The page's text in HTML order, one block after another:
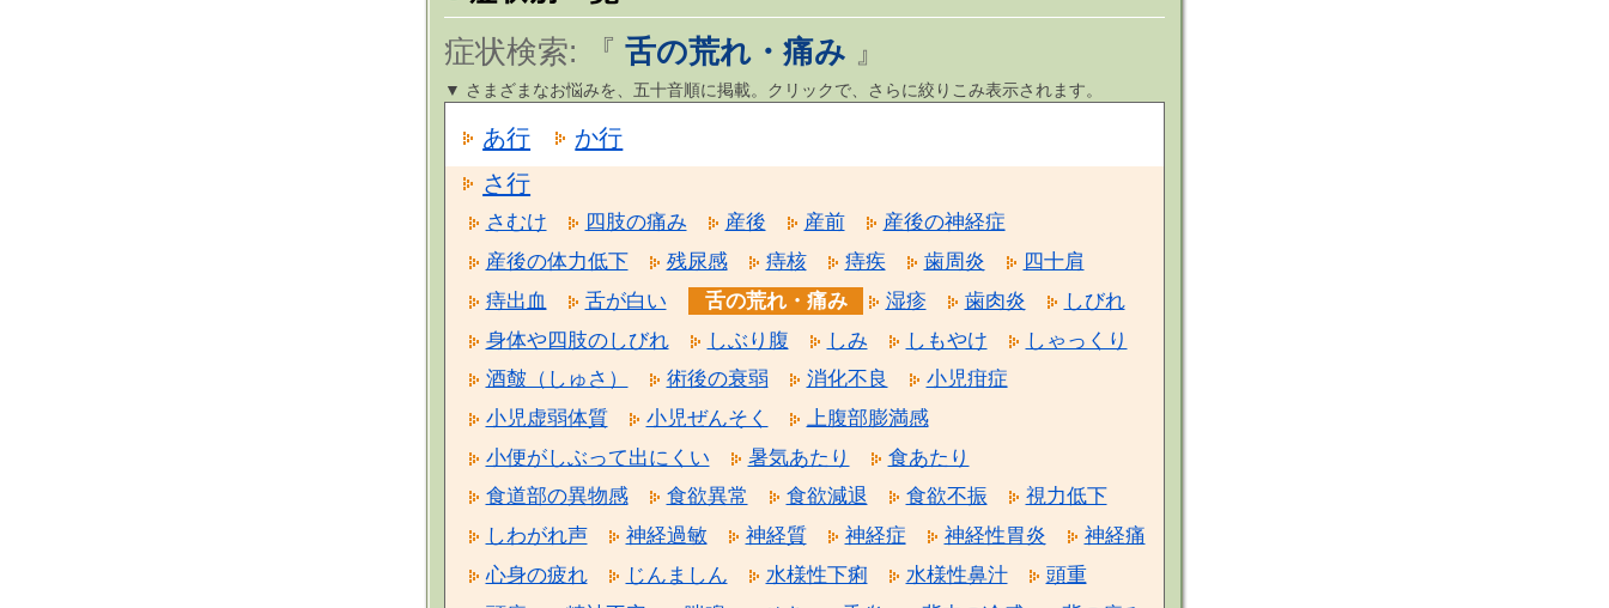
症状検索: 『 舌の荒れ・痛み 』
▼ さまざまなお悩みを、五十音順に掲載。クリックで、さらに絞りこみ表示されます。
あ行
か行
さ行
さむけ 四肢の痛み 産後 産前
産後の神経症
産後の体力低下
残尿感 痔核 痔疾 歯周炎
四十肩
痔出血
舌が白い 舌の荒れ・痛み 湿疹 歯肉炎
しびれ
身体や四肢のしびれ
しぶり腹 しみ しもやけ
しゃっくり
酒皶（しゅさ）
術後の衰弱 消化不良
小児疳症
小児虚弱体質
小児ぜんそく
上腹部膨満感
小便がしぶって出にくい
暑気あたり
食あたり
食道部の異物感
食欲異常 食欲減退 食欲不振
視力低下
しわがれ声
神経過敏 神経質 神経症 神経性胃炎
神経痛
心身の疲れ
じんましん 水様性下痢 水様性鼻汁
頭重